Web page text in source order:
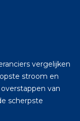
vergelijken
stroom en
van
scherpste